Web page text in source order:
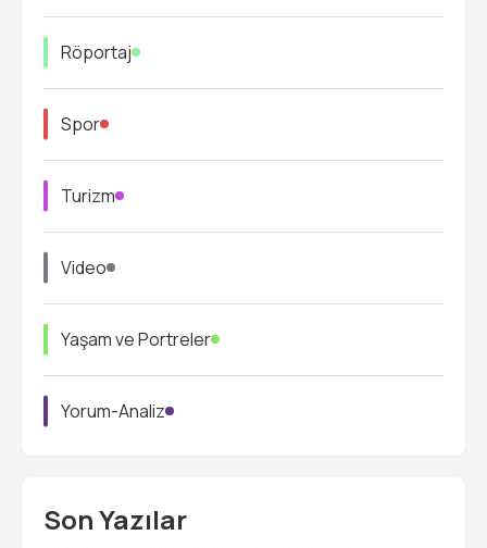
Röportaj
Spor
Turizm
Video
Yaşam ve Portreler
Yorum-Analiz
Son Yazılar